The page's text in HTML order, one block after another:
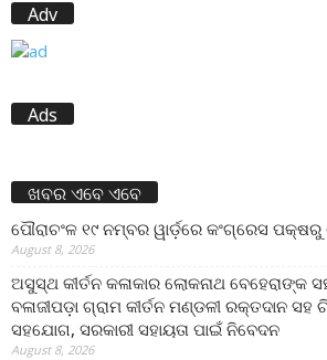
Adv
Ads
ଖବର ଏବେ ଏବେ
ପୌରାଚଂଳ ୧୯ ନମ୍ବର ୱାର୍ଡ଼ରେ କଂଗ୍ରେସ ପକ୍ଷରୁ
August 8, 2026
ଅସୁସ୍ଥ କୀର୍ତନ କଳାକାର ଲୋକନାଥ ବେହେରାଙ୍କ
ବଳାଜୀପଡ଼ା ଗ୍ରାମ କୀର୍ତନ ମଣ୍ଡଳୀ ରକ୍ତଦାନ ସହ
ସହଯୋଗ, ସରକାରୀ ସହାୟତା ପାଇଁ ନିବେଦନ
August 8, 2026